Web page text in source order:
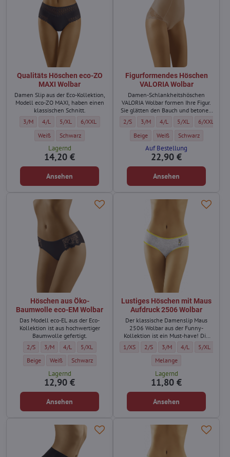
Qualitäts Höschen eco-ZO
MAXI Wolbar
Damen Slip aus der Eco-Kollektion,
Modell eco-ZO MAXI, haben einen
klassischen Schnitt.
Qualitäts Höschen eco-ZO MAXI Wolbar - Größe:
3/M Qualitäts Höschen eco-ZO MAXI Wolbar - Größe:
4/L Qualitäts Höschen eco-ZO MAXI Wolbar - Größe:
5/XL Qualitäts Höschen eco-ZO MAXI Wolbar - Größe:
6/XXL
Qualitäts Höschen eco-ZO MAXI Wolbar - Farbe:
Weiß Qualitäts Höschen eco-ZO MAXI Wolbar - Farbe:
Schwarz
Lagernd
14,20 €
Ansehen
Figurformendes Höschen
VALORIA Wolbar
Damen-Schlankheitshöschen
VALORIA Wolbar formen Ihre Figur.
Sie glätten den Bauch und betonen
Figurformendes Höschen VALORIA
2/S Figurformendes Höschen
3/M Figurformendes Höschen
4/L Figurformendes
5/XL
6/XXL
Figurformendes Höschen VALORIA
Beige Figurformendes Höschen
Weiß Figurformendes
Schwarz
Auf Bestellung
22,90 €
Ansehen
Höschen aus Öko-
Baumwolle eco-EM Wolbar
Das Modell eco-EL aus der Eco-
Kollektion ist aus hochwertiger
Baumwolle gefertigt.
Höschen aus Öko-Baumwolle eco-EM Wolbar - Größe:
2/S Höschen aus Öko-Baumwolle eco-EM Wolbar - Größe:
3/M Höschen aus Öko-Baumwolle eco-EM Wolbar - Größe:
4/L Höschen aus Öko-Baumwolle eco-EM Wolbar - Größe:
5/XL
Höschen aus Öko-Baumwolle eco-EM Wolbar - Farbe:
Beige Höschen aus Öko-Baumwolle eco-EM Wolbar - Farbe:
Weiß Höschen aus Öko-Baumwolle eco-EM Wolbar - Farbe:
Schwarz
Lagernd
12,90 €
Ansehen
Lustiges Höschen mit Maus
Aufdruck 2506 Wolbar
Der klassische Damenslip Maus
2506 Wolbar aus der Funny-
Kollektion ist ein Must-have! Die
und die Applikation einer süßen,
grauen Maus mit Käse.
Lustiges Höschen mit Maus Aufdruck
1/XS Lustiges Höschen mit Maus
2/S Lustiges Höschen mit
3/M Lustiges Höschen
4/L Lustiges
5/XL
Lustiges Höschen mit Maus
Melange
Lagernd
11,80 €
Ansehen